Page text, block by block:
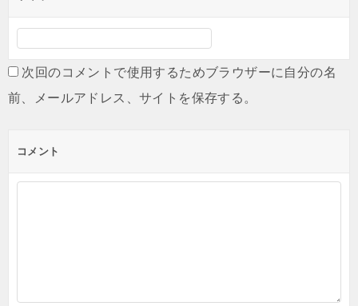
次回のコメントで使用するためブラウザーに自分の名
前、メールアドレス、サイトを保存する。
コメント